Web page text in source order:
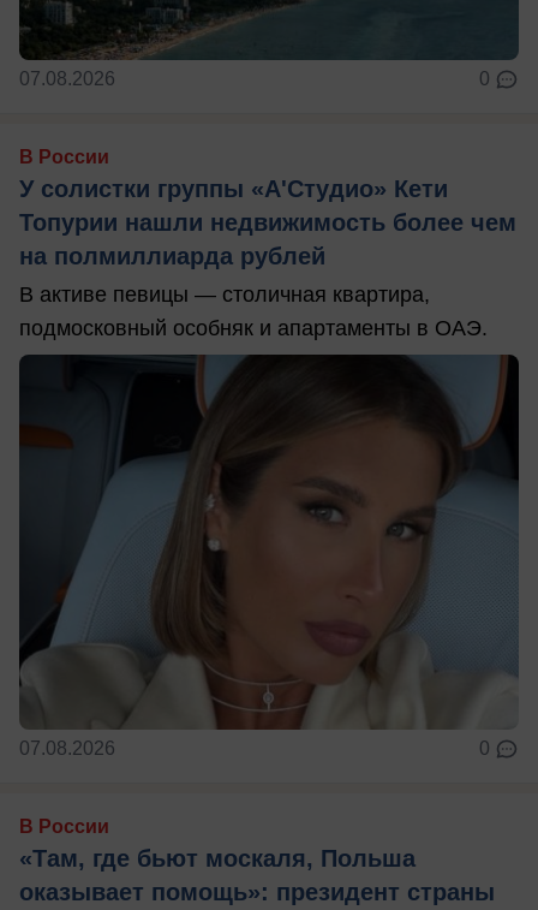
07.08.2026 0
В России
У солистки группы «А'Студио» Кети
Топурии нашли недвижимость более чем
на полмиллиарда рублей
В активе певицы — столичная квартира,
подмосковный особняк и апартаменты в ОАЭ.
07.08.2026 0
В России
«Там, где бьют москаля, Польша
оказывает помощь»: президент страны